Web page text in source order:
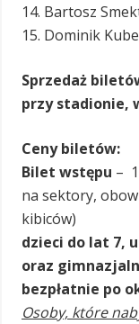
14. Bartosz
15. Dominik
Sprzedaż
przy stadionie,
Ceny biletów:
Bilet wstępu –
na sektory,
kibiców)
dzieci do lat 7,
oraz
bezpłatnie po
Osoby, które